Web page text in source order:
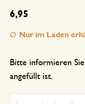
6,95
Bitte informieren
angefüllt ist.
Nur im Laden